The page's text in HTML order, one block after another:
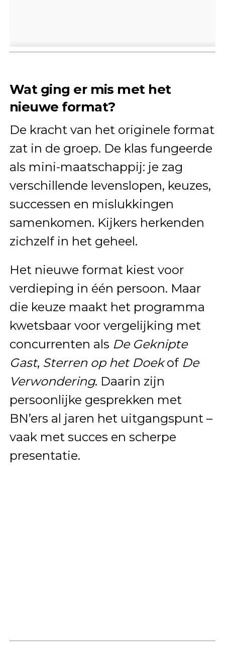
Wat ging er mis met het
nieuwe format?
De kracht van het originele format
zat in de groep. De klas fungeerde
als mini-maatschappij: je zag
verschillende levenslopen, keuzes,
successen en mislukkingen
samenkomen. Kijkers herkenden
zichzelf in het geheel.
Het nieuwe format kiest voor
verdieping in één persoon. Maar
die keuze maakt het programma
kwetsbaar voor vergelijking met
concurrenten als De Geknipte
Gast, Sterren op het Doekof De
Verwondering. Daarin zijn
persoonlijke gesprekken met
BN’ers al jaren het uitgangspunt –
vaak met succes en scherpe
presentatie.